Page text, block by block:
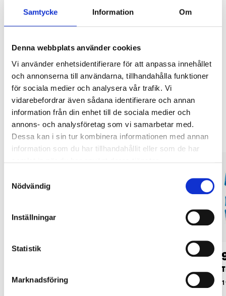
Samtycke Information Om
Denna webbplats använder cookies
Vi använder enhetsidentifierare för att anpassa innehållet
och annonserna till användarna, tillhandahålla funktioner
för sociala medier och analysera vår trafik. Vi
vidarebefordrar även sådana identifierare och annan
information från din enhet till de sociala medier och
annons- och analysföretag som vi samarbetar med.
Dessa kan i sin tur kombinera informationen med annan
information som du har tillhandahållit eller som de har
Nödvändig
Inställningar
Statistik
Marknadsföring
Köp & Hämta
Köp & Hämta i ditt varuhus inom 2 timmar! För mer information om
LÄS MER
Andra kunder köpte också
5490
lång, 18 mm
Förlängare, 300 mm